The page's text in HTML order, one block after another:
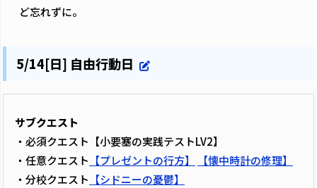
ど忘れずに。
5/14[日] 自由行動日
サブクエスト
・必須クエスト【小要塞の実践テストLV2】
・任意クエスト 【プレゼントの行方】
【懐中時計の修理】
・分校クエスト 【シドニーの憂鬱】